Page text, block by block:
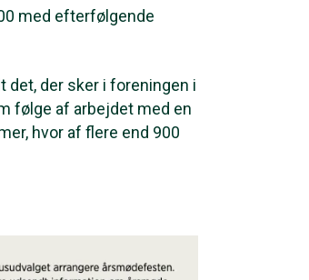
med efterfølgende
det, der sker i foreningen i
følge af arbejdet med en
hvor af flere end 900